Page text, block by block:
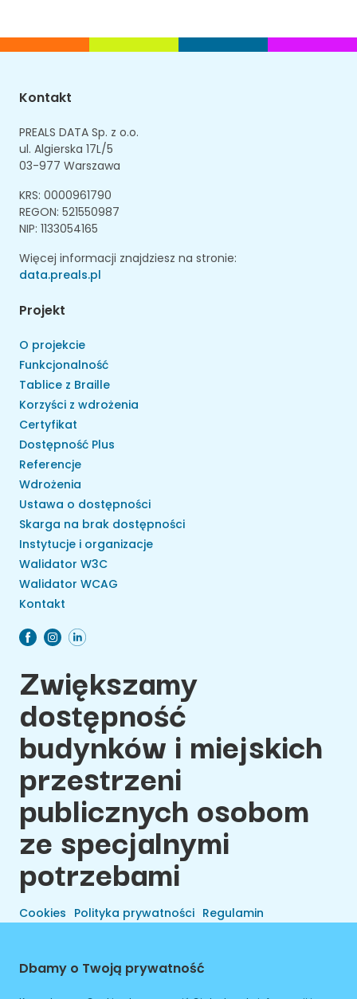
Kontakt
PREALS DATA Sp. z o.o.
ul. Algierska 17L/5
03-977 Warszawa
KRS: 0000961790
REGON: 521550987
NIP: 1133054165
Więcej informacji znajdziesz na stronie:
data.preals.pl
Projekt
O projekcie
Funkcjonalność
Tablice z Braille
Korzyści z wdrożenia
Certyfikat
Dostępność Plus
Referencje
Wdrożenia
Ustawa o dostępności
Skarga na brak dostępności
Instytucje i organizacje
Walidator W3C
Walidator WCAG
Kontakt
Zwiększamy
dostępność
budynków i miejskich
przestrzeni
publicznych osobom
ze specjalnymi
potrzebami
Cookies Polityka prywatności Regulamin
Dbamy o Twoją prywatność